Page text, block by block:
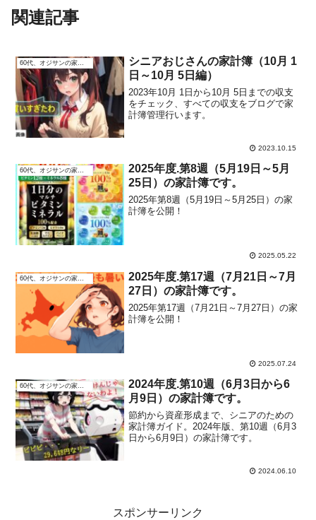
関連記事
シニアおじさんの家計簿（10月 1
日～10月 5日編）
2023年10月 1日から10月 5日までの収支
をチェック、すべての収支をブログで家
計簿管理行います。
2023.10.15
60代、オジサンの家計簿
2025年度.第8週（5月19日～5月
25日）の家計簿です。
2025年第8週（5月19日～5月25日）の家
計簿を公開！
2025.05.22
2025年度.第17週（7月21日～7月
27日）の家計簿です。
2025年第17週（7月21日～7月27日）の家
計簿を公開！
2025.07.24
60代、オジサンの家計簿
2024年度.第10週（6月3日から6
月9日）の家計簿です。
節約から資産形成まで、シニアのための
家計簿ガイド。2024年版、第10週（6月3
日から6月9日）の家計簿です。
2024.06.10
スポンサーリンク